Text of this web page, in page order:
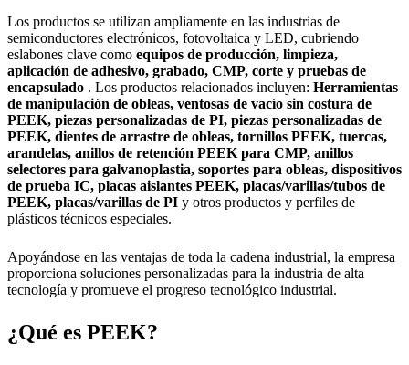
Los productos se utilizan ampliamente en las industrias de
semiconductores electrónicos, fotovoltaica y LED, cubriendo
eslabones clave como equipos de producción, limpieza,
aplicación de adhesivo, grabado, CMP, corte y pruebas de
encapsulado . Los productos relacionados incluyen: Herramientas
de manipulación de obleas, ventosas de vacío sin costura de
PEEK, piezas personalizadas de PI, piezas personalizadas de
PEEK, dientes de arrastre de obleas, tornillos PEEK, tuercas,
arandelas, anillos de retención PEEK para CMP, anillos
selectores para galvanoplastia, soportes para obleas, dispositivos
de prueba IC, placas aislantes PEEK, placas/varillas/tubos de
PEEK, placas/varillas de PI y otros productos y perfiles de
plásticos técnicos especiales.
Apoyándose en las ventajas de toda la cadena industrial, la empresa
proporciona soluciones personalizadas para la industria de alta
tecnología y promueve el progreso tecnológico industrial.
¿Qué es PEEK?